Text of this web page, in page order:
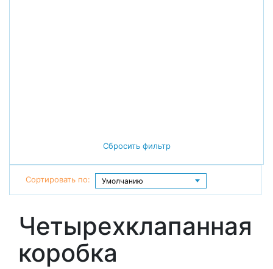
Сбросить фильтр
Сортировать по:
Четырехклапанная
коробка